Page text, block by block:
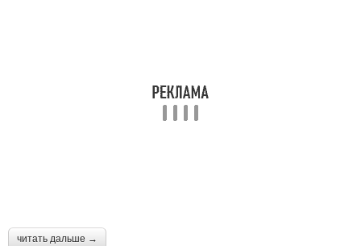
читать дальше →